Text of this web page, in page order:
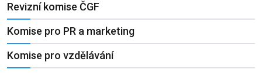
Revizní komise ČGF
Komise pro PR a marketing
Komise pro vzdělávání